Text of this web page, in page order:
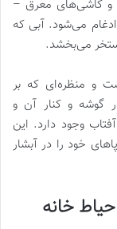
و کاشی‌های معرق –
می‌شود. آبی که
می‌بخشد.
و منظره‌ای که بر
گوشه و کنار آن و
وجود دارد. این
خود را در آبشار
خانه